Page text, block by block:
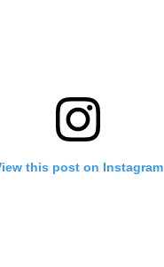
this post on Instagram